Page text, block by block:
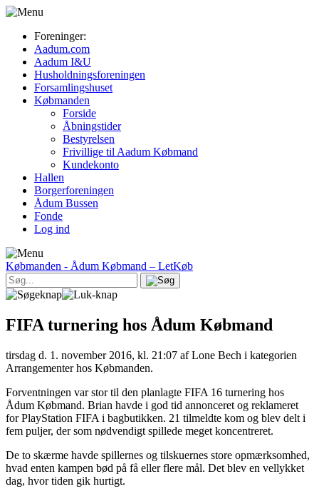
Foreninger:
Aadum.com
Aadum I&U
Husholdningsforeningen
Forsamlingshuset
Købmanden
Forside
Åbningstider
Bestyrelsen
Frivillige til Aadum Købmand
Kundekonto
Hallen
Borgerforeningen
Ådum Bussen
Fonde
Log ind
Købmanden - Ådum Købmand – LetKøb
FIFA turnering hos Ådum Købmand
tirsdag d. 1. november 2016, kl. 21:07 af Lone Bech i kategorien
Arrangementer hos Købmanden.
Forventningen var stor til den planlagte FIFA 16 turnering hos
Ådum Købmand. Brian havde i god tid annonceret og reklameret
for PlayStation FIFA i bagbutikken. 21 tilmeldte kom og blev delt i
fem puljer, der som nødvendigt spillede meget koncentreret.
De to skærme havde spillernes og tilskuernes store opmærksomhed,
hvad enten kampen bød på få eller flere mål. Det blev en vellykket
dag, hvor tiden gik hurtigt.